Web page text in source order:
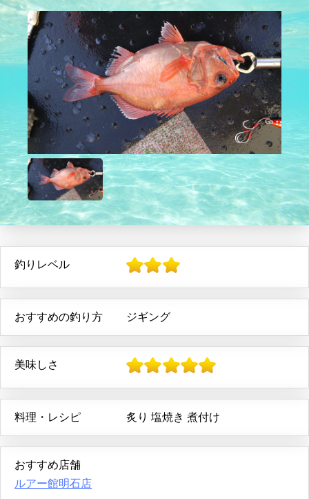
釣りレベル
おすすめの釣り方 ジギング
美味しさ
料理・レシピ 炙り 塩焼き 煮付け
おすすめ店舗
ルアー館明石店